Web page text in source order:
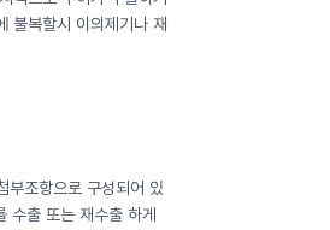
불복할시 이의제기나 재
부조항으로 구성되어 있
수출 또는 재수출 하게